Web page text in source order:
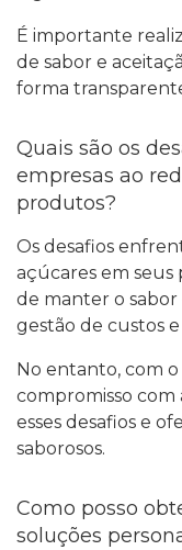
É importante
de sabor e
forma
Quais são os
empresas ao
produtos?
Os desafios
açúcares em
de manter o
gestão de custos
No entanto, com
compromisso com
esses desafios e
saborosos.
Como posso
soluções